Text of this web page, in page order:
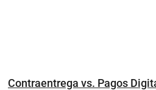
Contraentrega vs. Pagos